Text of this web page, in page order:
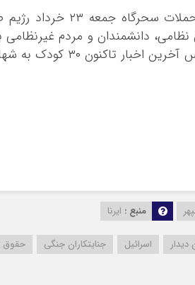
به گزارش ایرنا،
نظامی، دانشمندان و مردم
حضور دارند و
منبع : ایرنا
دیدار اسرائیل جنایتکاران جنگی حقوق